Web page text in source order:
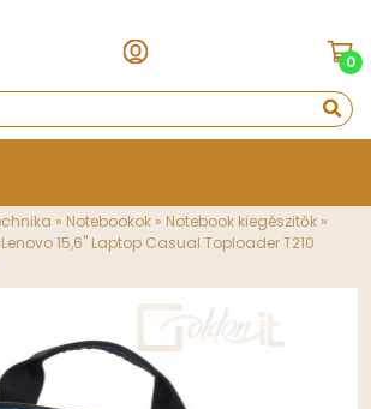
0
» Notebookok » Notebook kiegészitők »
15,6" Laptop Casual Toploader T210